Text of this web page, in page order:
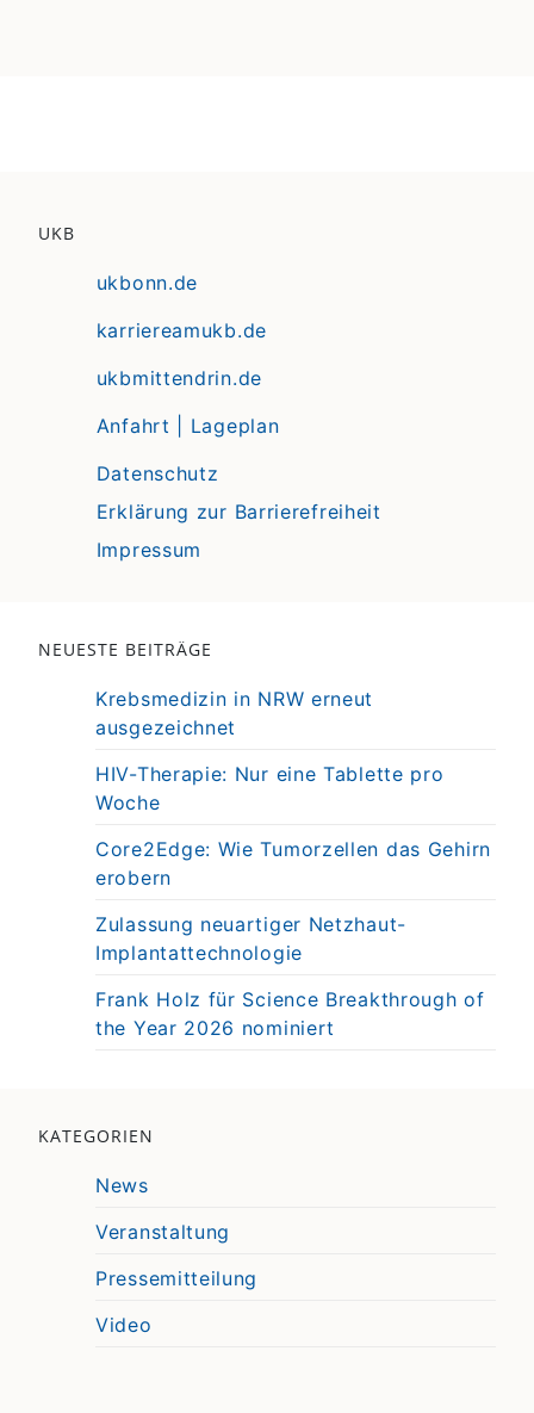
UKB
ukbonn.de
karriereamukb.de
ukbmittendrin.de
Anfahrt | Lageplan
Datenschutz
Erklärung zur Barrierefreiheit
Impressum
NEUESTE BEITRÄGE
Krebsmedizin in NRW erneut
ausgezeichnet
HIV-Therapie: Nur eine Tablette pro
Woche
Core2Edge: Wie Tumorzellen das Gehirn
erobern
Zulassung neuartiger Netzhaut-
Implantattechnologie
Frank Holz für Science Breakthrough of
the Year 2026 nominiert
KATEGORIEN
News
Veranstaltung
Pressemitteilung
Video